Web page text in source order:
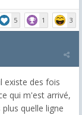
5 1 3
existe des fois
qui m'est arrivé,
quelle ligne